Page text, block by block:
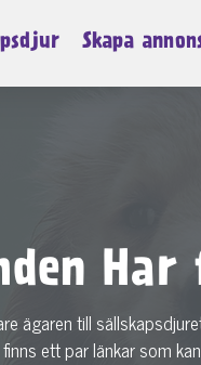
Skapa
ägaren till
ett par länkar som